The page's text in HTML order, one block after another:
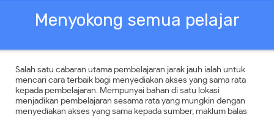
Menyokong semua pelajar
Salah satu cabaran utama pembelajaran jarak jauh ialah untuk
mencari cara terbaik bagi menyediakan akses yang sama rata
kepada pembelajaran. Mempunyai bahan di satu lokasi
menjadikan pembelajaran sesama rata yang mungkin dengan
menyediakan akses yang sama kepada sumber, maklum balas